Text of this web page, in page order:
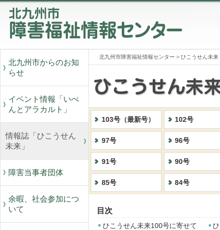
北九州市からのお知
らせ
イベント情報「いべ
んとアラカルト」
情報誌「ひこうせん
未来」
障害当事者団体
余暇、社会参加につ
いて
北九州市障害福祉情報センター > ひこうせん未来
103号（最新号） 102号
97号 96号
91号 90号
85号 84号
目次
ひこうせん未来100号に寄せて